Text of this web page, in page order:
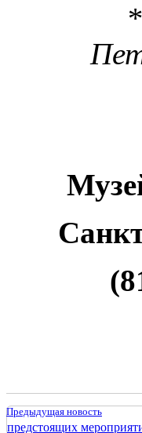
Предыдущая новость
предстоящих